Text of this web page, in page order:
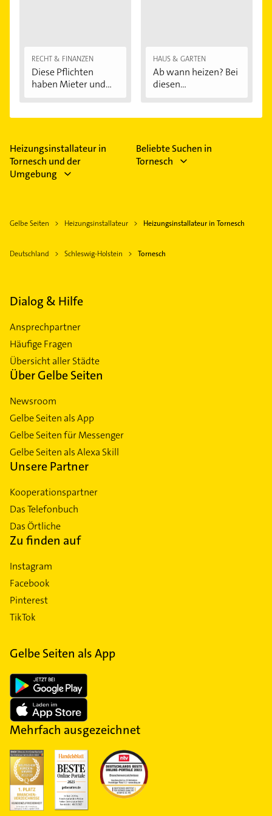
RECHT & FINANZEN
Diese Pflichten
haben Mieter und...
HAUS & GARTEN
Ab wann heizen? Bei
diesen
Heizungsinstallateur in
Tornesch und der
Umgebung
Beliebte Suchen in
Tornesch
Gelbe Seiten Heizungsinstallateur Heizungsinstallateur in Tornesch
Deutschland Schleswig-Holstein Tornesch
Dialog & Hilfe
Ansprechpartner
Häufige Fragen
Übersicht aller Städte
Über Gelbe Seiten
Newsroom
Gelbe Seiten als App
Gelbe Seiten für Messenger
Gelbe Seiten als Alexa Skill
Unsere Partner
Kooperationspartner
Das Telefonbuch
Das Örtliche
Zu finden auf
Instagram
Facebook
Pinterest
TikTok
Gelbe Seiten als App
Mehrfach ausgezeichnet